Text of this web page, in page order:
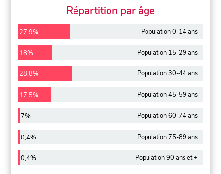
Répartition par âge
27,9% Population 0-14 ans
18% Population 15-29 ans
28,8% Population 30-44 ans
17,5% Population 45-59 ans
7% Population 60-74 ans
0,4% Population 75-89 ans
0,4% Population 90 ans et +